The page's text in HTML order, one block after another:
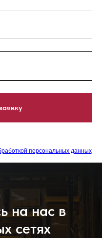
персональных данных
на нас в
сетях